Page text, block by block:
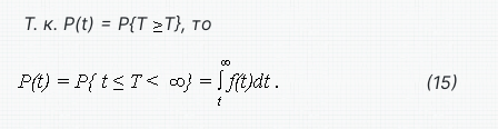
Т. к. P(t) = P{T T}, то
(15)